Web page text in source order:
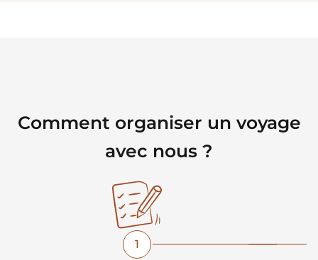
Comment organiser un voyage
avec nous ?
1